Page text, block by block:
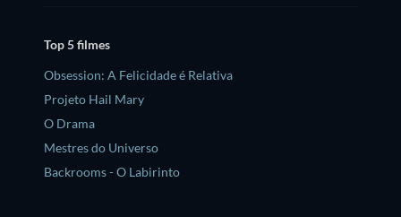
Top 5 filmes
Obsession: A Felicidade é Relativa
Projeto Hail Mary
O Drama
Mestres do Universo
Backrooms - O Labirinto